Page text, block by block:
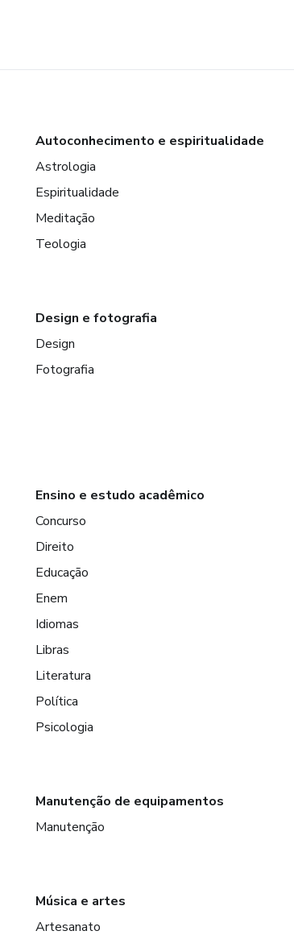
Autoconhecimento e espiritualidade
Astrologia
Espiritualidade
Meditação
Teologia
Design e fotografia
Design
Fotografia
Ensino e estudo acadêmico
Concurso
Direito
Educação
Enem
Idiomas
Libras
Literatura
Política
Psicologia
Manutenção de equipamentos
Manutenção
Música e artes
Artesanato